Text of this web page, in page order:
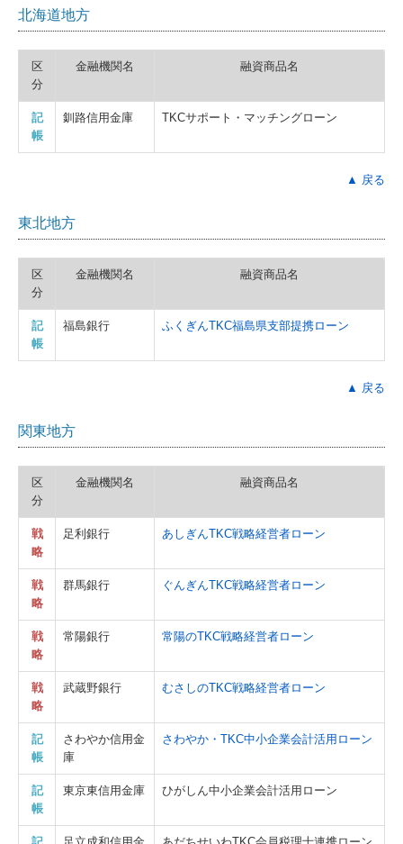
北海道地方
区
分
金融機関名 融資商品名
記
帳
釧路信用金庫 TKCサポート・マッチングローン
▲ 戻る
東北地方
区
分
金融機関名 融資商品名
記
帳
福島銀行 ふくぎんTKC福島県支部提携ローン
▲ 戻る
関東地方
区
分
金融機関名 融資商品名
戦
略
足利銀行 あしぎんTKC戦略経営者ローン
戦
略
群馬銀行 ぐんぎんTKC戦略経営者ローン
戦
略
常陽銀行 常陽のTKC戦略経営者ローン
戦
略
武蔵野銀行 むさしのTKC戦略経営者ローン
記
帳
さわやか信用金
庫
さわやか・TKC中小企業会計活用ローン
記
帳
東京東信用金庫 ひがしん中小企業会計活用ローン